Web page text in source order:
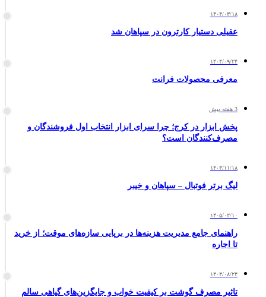
۱۴۰۴/۰۳/۱۸
عقیلی دستیار کارترون در سپاهان شد
۱۴۰۴/۰۹/۲۴
معرفی محصولات فرانت
3 هفته پیش
پخش ابزار در کرج؛ چرا سرای ابزار انتخاب اول فروشندگان و
مصرف‌کنندگان است؟
۱۴۰۳/۱۱/۱۸
لیگ برتر فوتبال – سپاهان و خیبر
۱۴۰۵/۰۲/۱۰
راهنمای جامع مدیریت هزینه‌ها در برپایی سازه‌های موقت؛ از خرید
تا اجاره
۱۴۰۴/۰۸/۲۴
تاثیر مصرف گوشت بر کیفیت خواب و جایگزین‌های گیاهی سالم